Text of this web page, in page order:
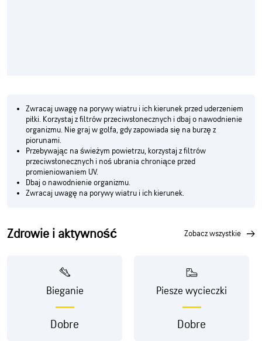
Zwracaj uwagę na porywy wiatru i ich kierunek przed uderzeniem
piłki. Korzystaj z filtrów przeciwsłonecznych i dbaj o nawodnienie
organizmu. Nie graj w golfa, gdy zapowiada się na burzę z
piorunami.
Przebywając na świeżym powietrzu, korzystaj z filtrów
przeciwsłonecznych i noś ubrania chroniące przed
promieniowaniem UV.
Dbaj o nawodnienie organizmu.
Zwracaj uwagę na porywy wiatru i ich kierunek.
Zdrowie i aktywność zobacz wszystkie
Bieganie
Dobre
Piesze wycieczki
Dobre